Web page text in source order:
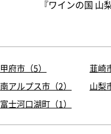
『ワインの国
甲府市（5） 韮崎
南アルプス市（2）
山梨
富士河口湖町（1）